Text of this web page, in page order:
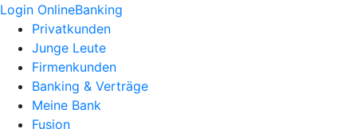
Login OnlineBanking
Privatkunden
Junge Leute
Firmenkunden
Banking & Verträge
Meine Bank
Fusion